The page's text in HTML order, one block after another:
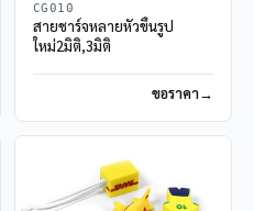
CG010
สายชาร์จหลายหัวขึ้นรูป
ใหม่2มิติ,3มิติ
ขอราคา